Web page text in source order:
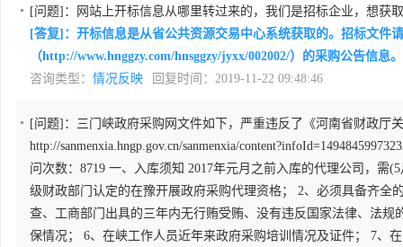
[问题]：
网站上开标信息从哪里转过来的，我们是招标企业，想获
[答复]：开标信息是从省公共资源交易中心系统获取的。招标文件
（http://www.hnggzy.com/hnsggzy/jyxx/002002/）的采购公告信息。
咨询类型： 情况反映 回复时间：2019-11-22 09:48:46
[问题]： 三门峡政府采购网文件如下，严重违反了《河南省财政厅
http://sanmenxia.hngp.gov.cn/sanmenxia/
问次数：8719 一、入库须知 2017年元月之前入库的代理公司，
级财政部门认定的在豫开展政府采购代理资格； 2、必须具备齐
查、工商部门出具的三年内无行贿受贿、没有违反国家法律、法
保情况； 6、在峡工作人员近年来政府采购培训情况及证件； 7、